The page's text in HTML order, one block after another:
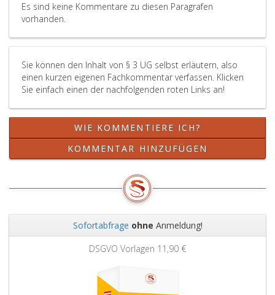
Es sind keine Kommentare zu diesen Paragrafen
vorhanden.
Sie können den Inhalt von § 3 UG selbst erläutern, also
einen kurzen eigenen Fachkommentar verfassen. Klicken
Sie einfach einen der nachfolgenden roten Links an!
WIE KOMMENTIERE ICH?
KOMMENTAR HINZUFÜGEN
Sofortabfrage ohne Anmeldung!
11,90 €